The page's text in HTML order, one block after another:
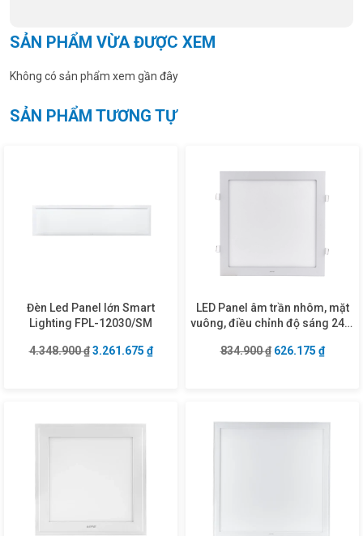
SẢN PHẨM VỪA ĐƯỢC XEM
Không có sản phẩm xem gần đây
SẢN PHẨM TƯƠNG TỰ
Đèn Led Panel lớn Smart
Lighting FPL-12030/SM
4.348.900₫ Giá gốc là: 4.348.900 ₫.
3.261.675 ₫Giá hiện tại là: 3.261.675 ₫.
LED Panel âm trần nhôm, mặt
vuông, điều chỉnh độ sáng 24W
834.900₫ Giá gốc là:
626.175 ₫Giá